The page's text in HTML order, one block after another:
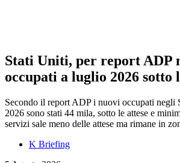
Stati Uniti, per report ADP
occupati a luglio 2026 sotto
Secondo il report ADP i nuovi occupati negli
2026 sono stati 44 mila, sotto le attese e
servizi sale meno delle attese ma rimane in
K Briefing